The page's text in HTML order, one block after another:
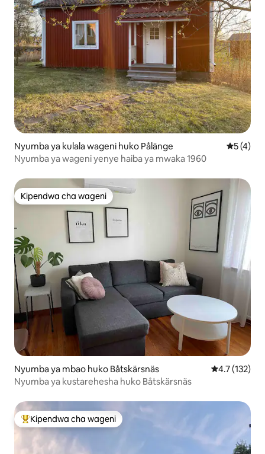
Nyumba ya kulala wageni huko Pålänge
5 (4)
Nyumba ya wageni yenye haiba ya mwaka 1960
Kipendwa cha wageni
Kipendwa cha wageni
Nyumba ya mbao huko Båtskärsnäs Ukadiriaji wa
4.7 (132)
Nyumba ya kustarehesha huko Båtskärsnäs
Kipendwa maarufu cha wageni
Kipendwa cha wageni